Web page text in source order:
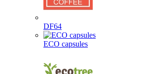
DF64
ECO capsules